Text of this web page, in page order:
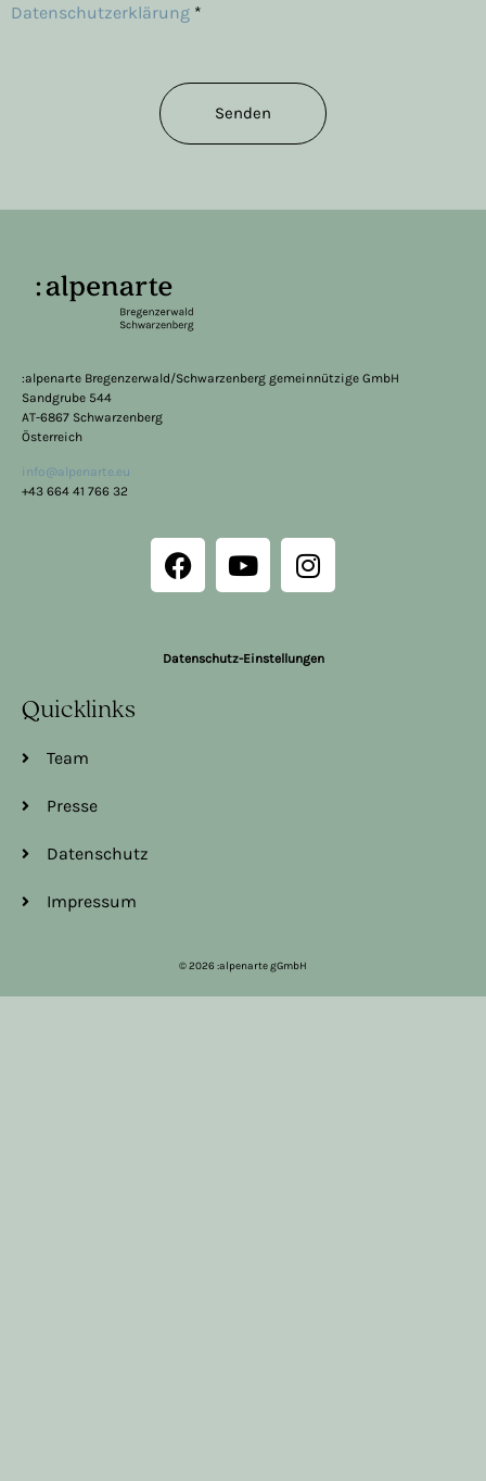
Datenschutzerklärung *
Senden
:alpenarte Bregenzerwald/Schwarzenberg gemeinnützige GmbH
Sandgrube 544
AT-6867 Schwarzenberg
Österreich
info@alpenarte.eu
+43 664 41 766 32
Datenschutz-Einstellungen
Quicklinks
Team
Presse
Datenschutz
Impressum
© 2026 :alpenarte gGmbH